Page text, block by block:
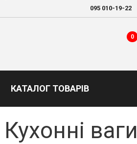
095 010-19-22
0
КАТАЛОГ ТОВАРІВ
Кухонні ваги